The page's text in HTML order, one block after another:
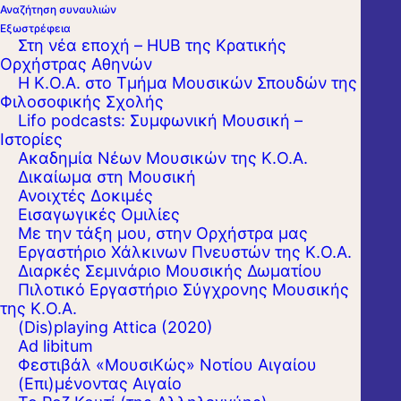
Αναζήτηση συναυλιών
Εξωστρέφεια
Στη νέα εποχή – HUB της Κρατικής
Ορχήστρας Αθηνών
Η Κ.Ο.Α. στο Τμήμα Μουσικών Σπουδών της
Φιλοσοφικής Σχολής
Lifo podcasts: Συμφωνική Μουσική –
Ιστορίες
Ακαδημία Νέων Μουσικών της Κ.Ο.Α.
Δικαίωμα στη Μουσική
Ανοιχτές Δοκιμές
Εισαγωγικές Ομιλίες
Με την τάξη μου, στην Ορχήστρα μας
Εργαστήριo Χάλκινων Πνευστών της Κ.Ο.Α.
Διαρκές Σεμινάριο Μουσικής Δωματίου
Πιλοτικό Εργαστήριο Σύγχρονης Μουσικής
της Κ.Ο.Α.
(Dis)playing Attica (2020)
Ad libitum
Φεστιβάλ «ΜουσιΚώς» Νοτίου Αιγαίου
(Επι)μένοντας Αιγαίο
H Κρατική Ορχήστρα Αθηνών υπό τη
διεύθυνση του Νίκου Τσούχλου θα
παρουσιάσει έργα Ρίμσκυ-Κόρσακωφ, Βίλα-